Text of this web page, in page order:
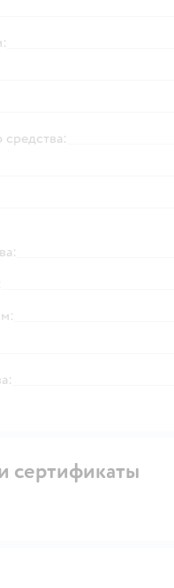
сертификаты